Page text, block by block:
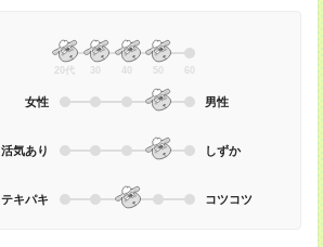
20代 30 40 50 60
女性 男性
活気あり しずか
テキパキ コツコツ